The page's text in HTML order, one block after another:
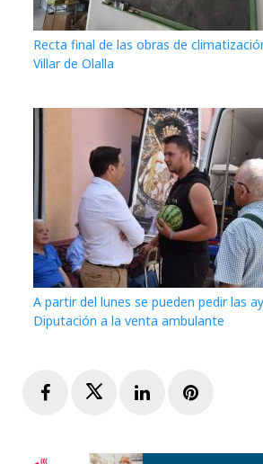
Recta final de las obras de
Villar de Olalla
A partir del lunes se pueden pedir las
Diputación a la venta ambulante
FacebookTwitterLinkedIn